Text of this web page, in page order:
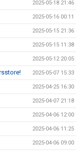
2025-05-18 21:46
2025-05-16 00:11
2025-05-15 21:36
2025-05-15 11:38
2025-05-12 20:05
2025-05-07 15:33
2025-04-25 16:30
2025-04-07 21:18
2025-04-06 12:00
2025-04-06 11:25
2025-04-06 09:00